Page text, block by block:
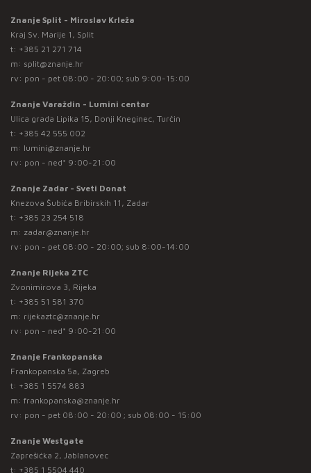
Znanje Split - Miroslav Krleža
Kraj Sv. Marije 1, Split
t: +385 21 271 714
m: split@znanje.hr
rv: pon - pet 08:00 - 20:00; sub 9:00-15:00
Znanje Varaždin - Lumini centar
Ulica grada Lipika 15, Donji Kneginec, Turčin
t: +385 42 555 002
m: lumini@znanje.hr
rv: pon - ned* 9:00-21:00
Znanje Zadar - Sveti Donat
Knezova Šubića Bribirskih 11, Zadar
t: +385 23 254 518
m: zadar@znanje.hr
rv: pon - pet 08:00 - 20:00; sub 8:00-14:00
Znanje Rijeka ZTC
Zvonimirova 3, Rijeka
t: +385 51 581 370
m: rijekaztc@znanje.hr
rv: pon - ned* 9:00-21:00
Znanje Frankopanska
Frankopanska 5a, Zagreb
t: +385 1 5574 883
m: frankopanska@znanje.hr
rv: pon - pet 08:00 - 20:00 ; sub 08:00 - 15:00
Znanje Westgate
Zaprešićka 2, Jablanovec
t: +385 1 5504 440